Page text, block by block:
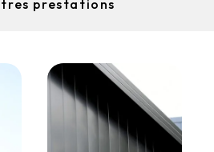
prestations